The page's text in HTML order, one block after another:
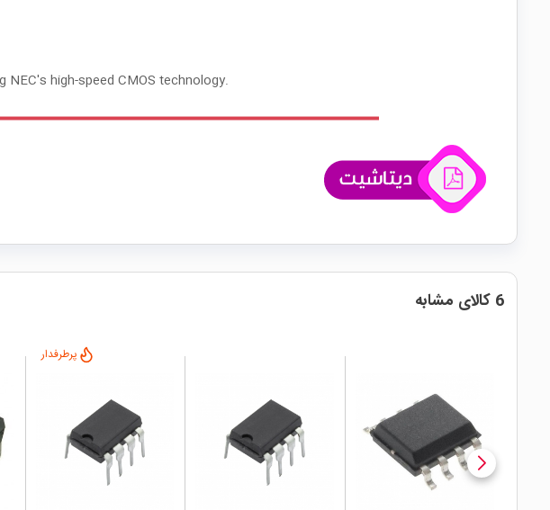
high-speed CMOS technology.
6 کالای مشابه
پرطرفدار